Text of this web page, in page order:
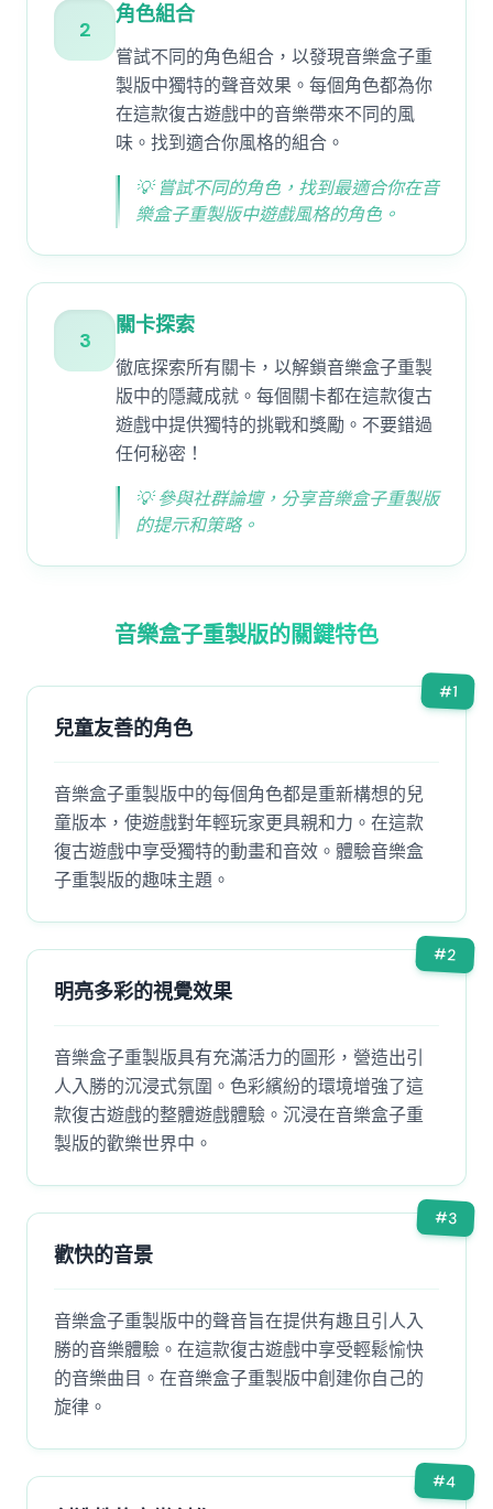
2
角色組合
嘗試不同的角色組合，以發現音樂盒子重
製版中獨特的聲音效果。每個角色都為你
在這款復古遊戲中的音樂帶來不同的風
味。找到適合你風格的組合。
💡 嘗試不同的角色，找到最適合你在音
樂盒子重製版中遊戲風格的角色。
3
關卡探索
徹底探索所有關卡，以解鎖音樂盒子重製
版中的隱藏成就。每個關卡都在這款復古
遊戲中提供獨特的挑戰和獎勵。不要錯過
任何秘密！
💡參與社群論壇，分享音樂盒子重製版
的提示和策略。
音樂盒子重製版的關鍵特色
#1
兒童友善的角色
音樂盒子重製版中的每個角色都是重新構想的兒
童版本，使遊戲對年輕玩家更具親和力。在這款
復古遊戲中享受獨特的動畫和音效。體驗音樂盒
子重製版的趣味主題。
#2
明亮多彩的視覺效果
音樂盒子重製版具有充滿活力的圖形，營造出引
人入勝的沉浸式氛圍。色彩繽紛的環境增強了這
款復古遊戲的整體遊戲體驗。沉浸在音樂盒子重
製版的歡樂世界中。
#3
歡快的音景
音樂盒子重製版中的聲音旨在提供有趣且引人入
勝的音樂體驗。在這款復古遊戲中享受輕鬆愉快
的音樂曲目。在音樂盒子重製版中創建你自己的
旋律。
#4